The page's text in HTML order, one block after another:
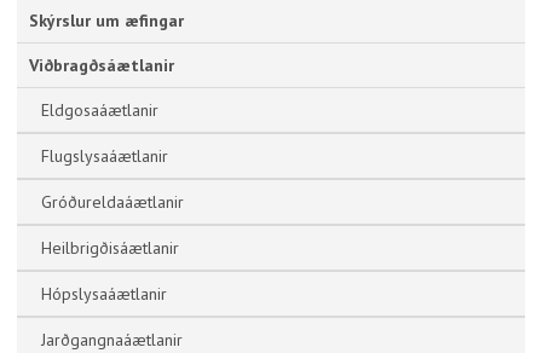
Skýrslur um æfingar
Viðbragðsáætlanir
Eldgosaáætlanir
Flugslysaáætlanir
Gróðureldaáætlanir
Heilbrigðisáætlanir
Hópslysaáætlanir
Jarðgangnaáætlanir